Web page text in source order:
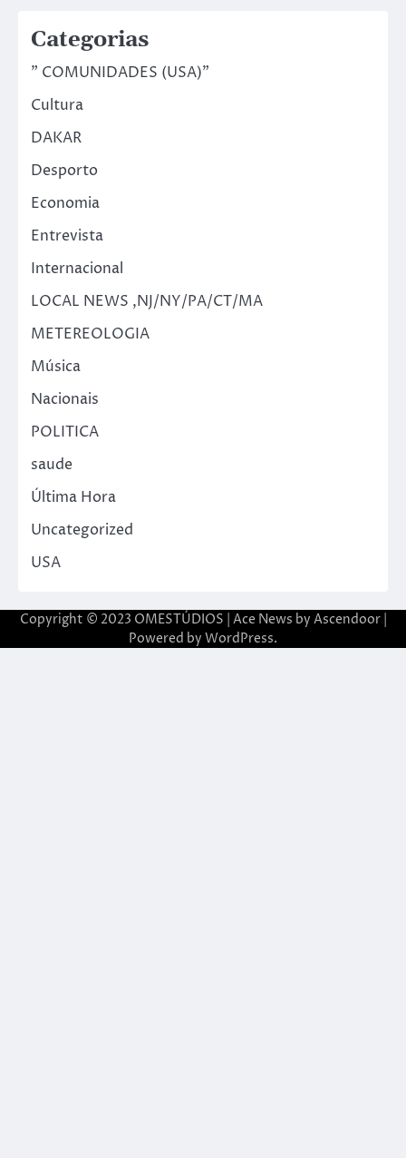
Categorias
" COMUNIDADES (USA)"
Cultura
DAKAR
Desporto
Economia
Entrevista
Internacional
LOCAL NEWS ,NJ/NY/PA/CT/MA
METEREOLOGIA
Música
Nacionais
POLITICA
saude
Última Hora
Uncategorized
USA
Copyright © 2023 OMESTÚDIOS | Ace News by Ascendoor|
Powered by WordPress.